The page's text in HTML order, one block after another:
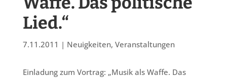
Lied.“
7.11.2011 | Neuigkeiten, Veranstaltungen
Einladung zum Vortrag: „Musik als Waffe. Das